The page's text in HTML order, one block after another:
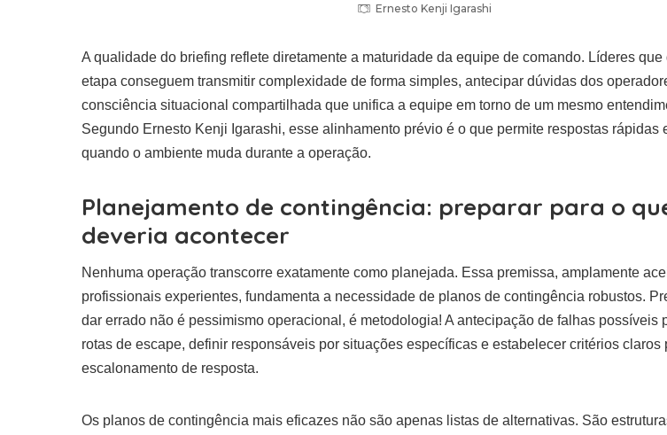
Ernesto Kenji Igarashi
A qualidade do briefing reflete diretamente a maturidade da equipe de comando. Líderes que
etapa conseguem transmitir complexidade de forma simples, antecipar dúvidas dos
consciência situacional compartilhada que unifica a equipe em torno de um mesmo
Segundo Ernesto Kenji Igarashi, esse alinhamento prévio é o que permite respostas rápidas
quando o ambiente muda durante a operação.
Planejamento de contingência: preparar para o
deveria acontecer
Nenhuma operação transcorre exatamente como planejada. Essa premissa, amplamente
profissionais experientes, fundamenta a necessidade de planos de contingência robustos.
dar errado não é pessimismo operacional, é metodologia! A antecipação de falhas possíveis
rotas de escape, definir responsáveis por situações específicas e estabelecer critérios claros
escalonamento de resposta.
Os planos de contingência mais eficazes não são apenas listas de alternativas. São